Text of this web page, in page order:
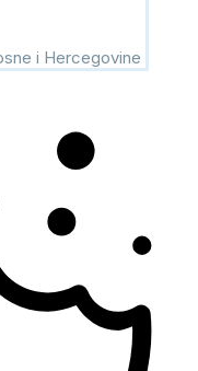
i Hercegovine